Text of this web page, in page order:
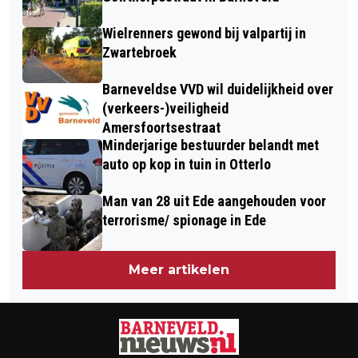
SLUITEN AF IN STIJL
Wielrenners gewond bij valpartij in
Zwartebroek
Barneveldse VVD wil duidelijkheid over
(verkeers-)veiligheid
Amersfoortsestraat
Minderjarige bestuurder belandt met
auto op kop in tuin in Otterlo
Man van 28 uit Ede aangehouden voor
terrorisme/ spionage in Ede
Meer artikelen